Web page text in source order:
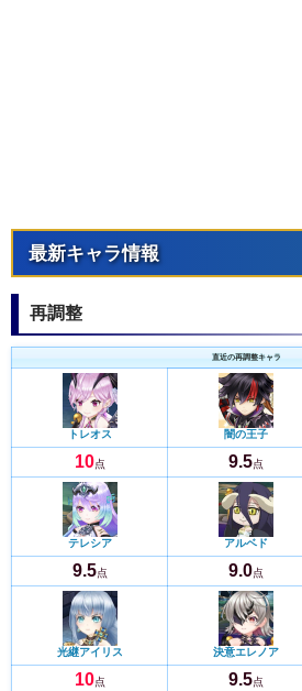
最新キャラ情報
再調整
直近の再調整キャラ
トレオス 闇の王子
10点 9.5点
テレシア アルベド
9.5点 9.0点
光継アイリス 決意エレノア
10点 9.5点